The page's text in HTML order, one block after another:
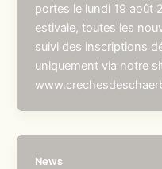
portes le lundi 19 août
estivale, toutes les
suivi des inscriptions
uniquement via notre
News